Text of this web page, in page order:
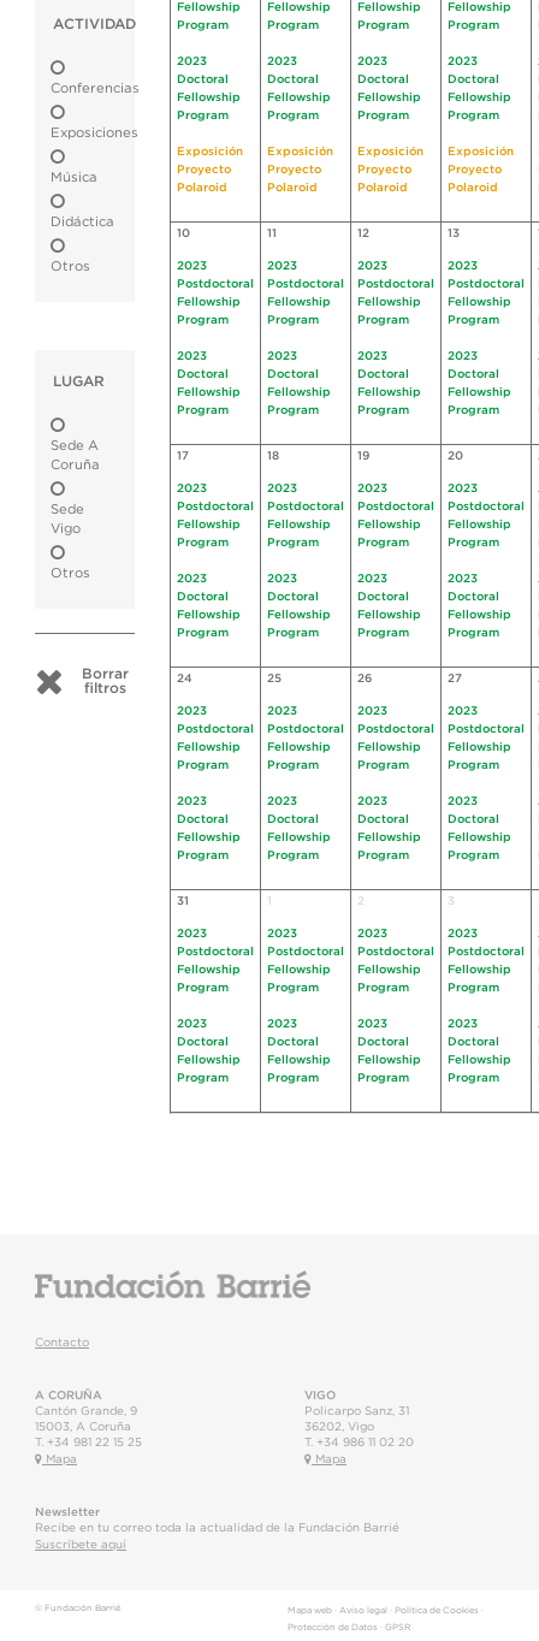
ACTIVIDAD
Conferencias
Exposiciones
Música
Didáctica
Otros
LUGAR
Sede A
Coruña
Sede
Vigo
Otros
Borrar
filtros
Fellowship
Program
2023
Doctoral
Fellowship
Program
Exposición
Proyecto
Polaroid
Fellowship
Program
2023
Doctoral
Fellowship
Program
Exposición
Proyecto
Polaroid
Fellowship
Program
2023
Doctoral
Fellowship
Program
Exposición
Proyecto
Polaroid
Fellowship
Program
2023
Doctoral
Fellowship
Program
Exposición
Proyecto
Polaroid
10
2023
Postdoctoral
Fellowship
Program
2023
Doctoral
Fellowship
Program
11
2023
Postdoctoral
Fellowship
Program
2023
Doctoral
Fellowship
Program
12
2023
Postdoctoral
Fellowship
Program
2023
Doctoral
Fellowship
Program
13
2023
Postdoctoral
Fellowship
Program
2023
Doctoral
Fellowship
Program
17
2023
Postdoctoral
Fellowship
Program
2023
Doctoral
Fellowship
Program
18
2023
Postdoctoral
Fellowship
Program
2023
Doctoral
Fellowship
Program
19
2023
Postdoctoral
Fellowship
Program
2023
Doctoral
Fellowship
Program
20
2023
Postdoctoral
Fellowship
Program
2023
Doctoral
Fellowship
Program
24
2023
Postdoctoral
Fellowship
Program
2023
Doctoral
Fellowship
Program
25
2023
Postdoctoral
Fellowship
Program
2023
Doctoral
Fellowship
Program
26
2023
Postdoctoral
Fellowship
Program
2023
Doctoral
Fellowship
Program
27
2023
Postdoctoral
Fellowship
Program
2023
Doctoral
Fellowship
Program
31
2023
Postdoctoral
Fellowship
Program
2023
Doctoral
Fellowship
Program
2023
Postdoctoral
Fellowship
Program
2023
Doctoral
Fellowship
Program
2
2023
Postdoctoral
Fellowship
Program
2023
Doctoral
Fellowship
Program
3
2023
Postdoctoral
Fellowship
Program
2023
Doctoral
Fellowship
Program
Contacto
A CORUÑA
Cantón Grande, 9
15003
A Coruña
T. +34 981 22 15 25
Mapa
VIGO
Policarpo Sanz, 31
36202 Vigo
T. +34 986 11 02 20
Mapa
Newsletter
Recibe en tu correo toda la actualidad de la Fundación Barrié
Suscríbete aquí
© Fundación Barrié Mapa web· Aviso legal · Política de Cookies ·
Protección de Datos · GPSR